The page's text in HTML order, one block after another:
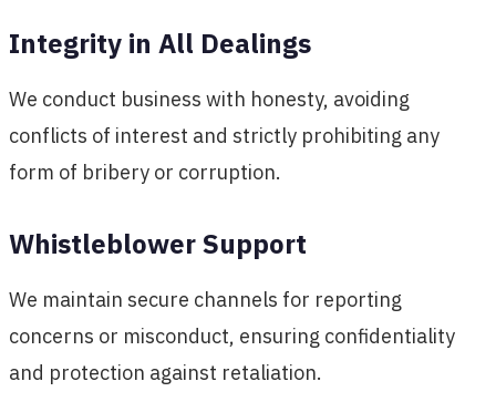
Integrity in All Dealings
We conduct business with honesty, avoiding
conflicts of interest and strictly prohibiting any
form of bribery or corruption.
Whistleblower Support
We maintain secure channels for reporting
concerns or misconduct, ensuring confidentiality
and protection against retaliation.